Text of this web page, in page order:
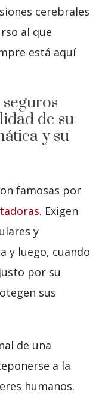
cerebrales
al que
está aquí
de su
y su
famosas por
. Exigen
y
y luego, cuando
por su
sus
de una
a la
humanos.